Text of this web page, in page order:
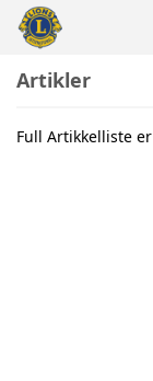
Artikler
Full Artikkelliste